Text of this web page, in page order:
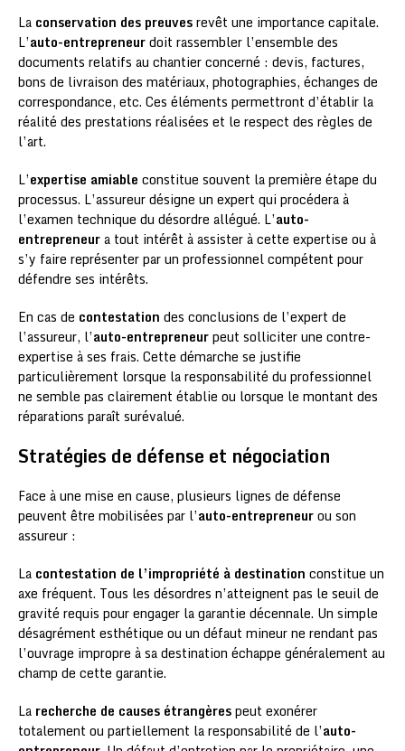
La conservation des preuvesrevêt une importance capitale.
L’auto-entrepreneurdoit rassembler l’ensemble des
documents relatifs au chantier concerné : devis, factures,
bons de livraison des matériaux, photographies, échanges de
correspondance, etc. Ces éléments permettront d’établir la
réalité des prestations réalisées et le respect des règles de
l’art.
L’expertise amiable constitue souvent la première étape du
processus. L’assureur désigne un expert qui procédera à
l’examen technique du désordre allégué. L’auto-
entrepreneura tout intérêt à assister à cette expertise ou à
s’y faire représenter par un professionnel compétent pour
défendre ses intérêts.
En cas de contestation des conclusions de l’expert de
l’assureur, l’auto-entrepreneurpeut solliciter une contre-
expertise à ses frais. Cette démarche se justifie
particulièrement lorsque la responsabilité du professionnel
ne semble pas clairement établie ou lorsque le montant des
réparations paraît surévalué.
Stratégies de défense et négociation
Face à une mise en cause, plusieurs lignes de défense
peuvent être mobilisées par l’auto-entrepreneurou son
assureur :
La contestation de l’impropriété à destination constitue un
axe fréquent. Tous les désordres n’atteignent pas le seuil de
gravité requis pour engager la garantie décennale. Un simple
désagrément esthétique ou un défaut mineur ne rendant pas
l’ouvrage impropre à sa destination échappe généralement au
champ de cette garantie.
La recherche de causes étrangèrespeut exonérer
totalement ou partiellement la responsabilité de l’auto-